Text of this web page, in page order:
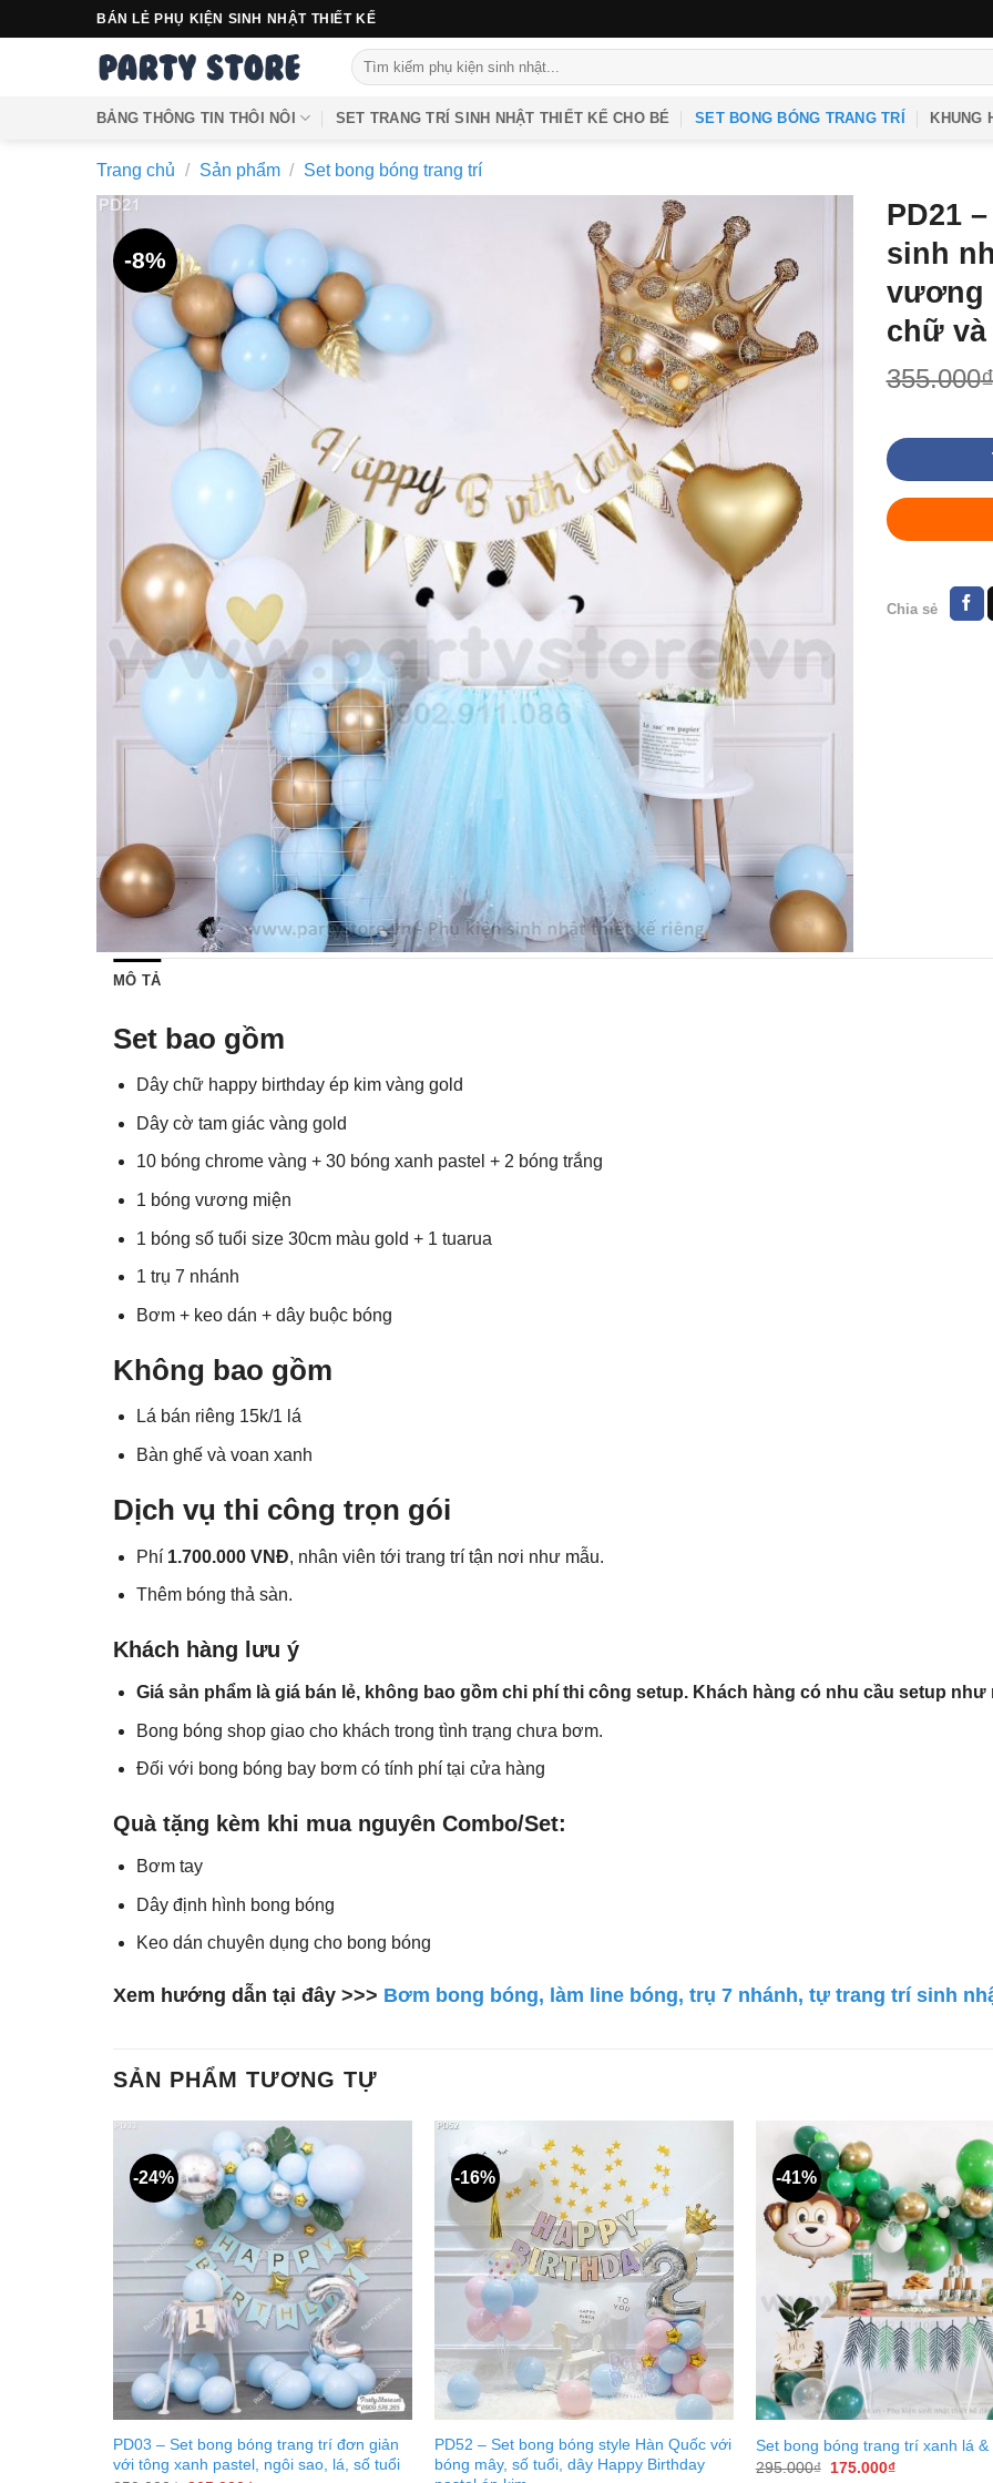
qua
BÁN LẺ PHỤ KIỆN SINH NHẬT THIẾT KẾ
Tìm
kiếm:
BẢNG THÔNG TIN THÔI NÔI SET TRANG TRÍ SINH NHẬT THIẾT KẾ CHO BÉ SET BONG BÓNG TRANG TRÍ KHUNG
Trang chủ / Sản phẩm / Set bong bóng trang trí
-8%
PD21
sinh
vương
chữ
355.000₫
Chia sẻ
MÔ TẢ
Set bao gồm
Dây chữ happy birthday ép kim vàng gold
Dây cờ tam giác vàng gold
10 bóng chrome vàng + 30 bóng xanh pastel + 2 bóng trắng
1 bóng vương miện
1 bóng số tuổi size 30cm màu gold + 1 tuarua
1 trụ 7 nhánh
Bơm + keo dán + dây buộc bóng
Không bao gồm
Lá bán riêng 15k/1 lá
Bàn ghế và voan xanh
Dịch vụ thi công trọn gói
Phí 1.700.000 VNĐ, nhân viên tới trang trí tận nơi như mẫu.
Thêm bóng thả sàn.
Khách hàng lưu ý
Giá sản phẩm là giá bán lẻ, không bao gồm chi phí thi công setup. Khách hàng có nhu cầu setup
Bong bóng shop giao cho khách trong tình trạng chưa bơm.
Đối với bong bóng bay bơm có tính phí tại cửa hàng
Quà tặng kèm khi mua nguyên Combo/Set:
Bơm tay
Dây định hình bong bóng
Keo dán chuyên dụng cho bong bóng
Xem hướng dẫn tại đây >>> Bơm bong bóng, làm line bóng, trụ 7 nhánh, tự trang trí sinh
SẢN PHẨM TƯƠNG TỰ
-24%
PD03 – Set bong bóng trang trí đơn giản
với tông xanh pastel, ngôi sao, lá, số tuổi
-16%
PD52 – Set bong bóng style Hàn Quốc với
bóng mây, số tuổi, dây Happy Birthday
-41%
Set bong bóng trang trí xanh lá &
295.000₫ Giá
175.000₫Giá